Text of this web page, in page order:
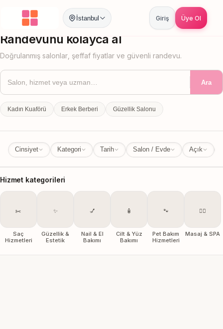
İstanbul Giriş Üye Ol
İstanbul
Randevunu kolayca al
Doğrulanmış salonlar, şeffaf fiyatlar ve güvenli randevu.
Ara
Kadın Kuaförü Erkek Berberi Güzellik Salonu
Cinsiyet Kategori Tarih Salon / Evde Açık
Hizmet kategorileri
✂️
Saç
Hizmetleri
✨
Güzellik &
Estetik
💅
Nail & El
Bakımı
🧴
Cilt & Yüz
Bakımı
🐾
Pet Bakım
Hizmetleri
💆‍♀️
Masaj & SPA